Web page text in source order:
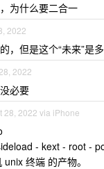
为什么要二合一
2022
，但是这个“未来”是
2022
必要
28, 2022 via iPhone
- kext - root -
终端 的产物。